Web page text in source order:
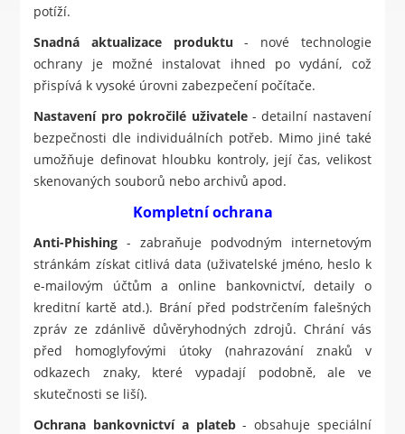
potíží.
Snadná aktualizace produktu - nové technologie
ochrany je možné instalovat ihned po vydání, což
přispívá k vysoké úrovni zabezpečení počítače.
Nastavení pro pokročilé uživatele- detailní nastavení
bezpečnosti dle individuálních potřeb. Mimo jiné také
umožňuje definovat hloubku kontroly, její čas, velikost
skenovaných souborů nebo archivů apod.
Kompletní ochrana
Anti-Phishing - zabraňuje podvodným internetovým
stránkám získat citlivá data (uživatelské jméno, heslo k
e-mailovým účtům a online bankovnictví, detaily o
kreditní kartě atd.). Brání před podstrčením falešných
zpráv ze zdánlivě důvěryhodných zdrojů. Chrání vás
před homoglyfovými útoky (nahrazování znaků v
odkazech znaky, které vypadají podobně, ale ve
skutečnosti se liší).
Ochrana bankovnictví a plateb- obsahuje speciální